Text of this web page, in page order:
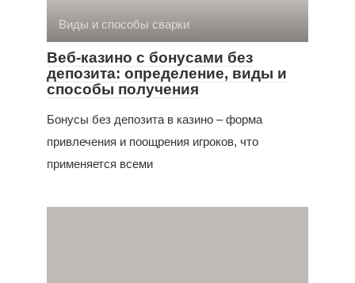
Виды и способы сварки
Веб-казино с бонусами без
депозита: определение, виды и
способы получения
Бонусы без депозита в казино – форма
привлечения и поощрения игроков, что
применяется всеми